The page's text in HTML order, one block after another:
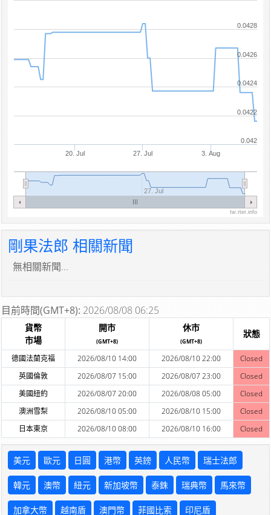
20. Jul 27. Jul 3. Aug
27. Jul
0.042
0.0422
0.0424
0.0426
0.0428
tw.rter.info
剛果法郎 相關新聞
無相關新聞...
目前時間(GMT+8): 2026/08/08 06:25
貨幣
市場
開市
(GMT+8)
休市
(GMT+8)
狀態
德國法蘭克福 2026/08/10 14:00 2026/08/10 22:00
Closed
英國倫敦
2026/08/07 15:00 2026/08/07 23:00
Closed
美國紐約
2026/08/07 20:00 2026/08/08 05:00
Closed
澳洲雪梨
2026/08/10 05:00 2026/08/10 15:00
Closed
日本東京
2026/08/10 08:00 2026/08/10 16:00 Closed
美元 歐元 日圓 港幣 英鎊 人民幣 瑞士法郎
韓元 澳幣 紐元 新加坡幣 泰銖 瑞典幣 馬來幣
加拿大幣 越南盾 澳門幣 菲國比索 印尼盾